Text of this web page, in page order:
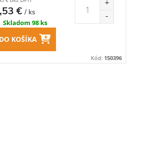
€/ ks
Skladom 98 ks
DO KOŠÍKA
Kód: 150396